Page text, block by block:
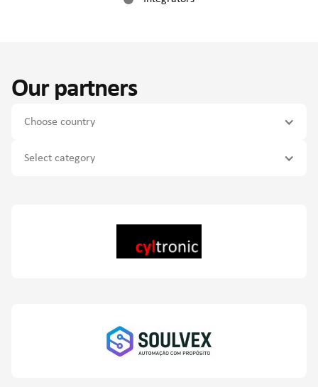
Our partners
Choose country
Select category